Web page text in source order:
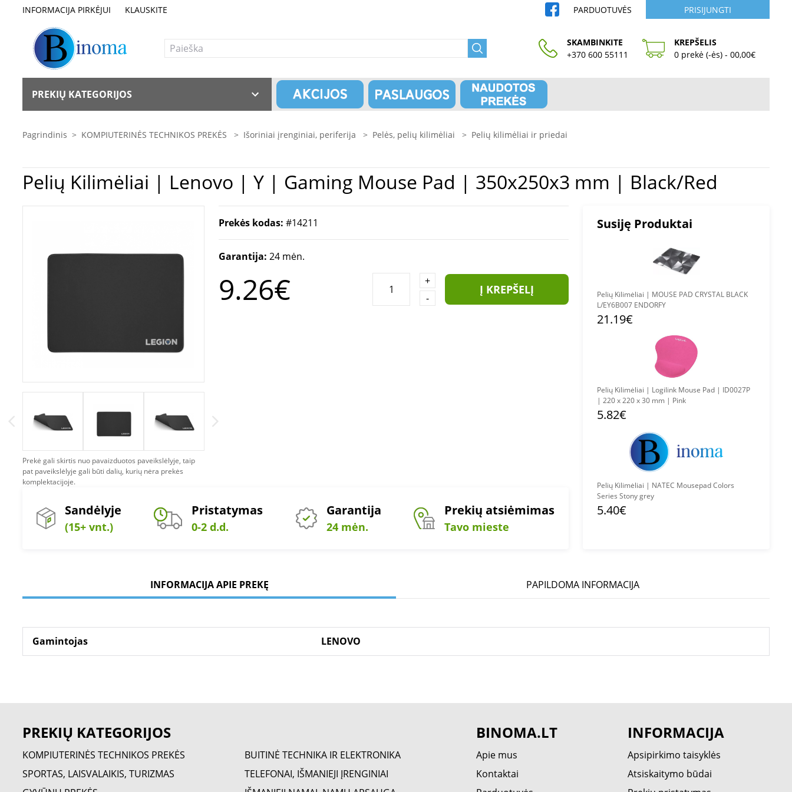
INFORMACIJA PIRKĖJUI KLAUSKITE PARDUOTUVĖS PRISIJUNGTI
SKAMBINKITE
+370 600 55111
KREPŠELIS
0 prekė (-ės) - 00,00€
PREKIŲ KATEGORIJOS
Pagrindinis > KOMPIUTERINĖS TECHNIKOS PREKĖS > Išoriniai įrenginiai, periferija > Pelės, pelių kilimėliai > Pelių kilimėliai ir priedai
Pelių Kilimėliai | Lenovo | Y | Gaming Mouse Pad | 350x250x3 mm | Black/Red
Prekė gali skirtis nuo pavaizduotos paveikslėlyje, taip
pat paveikslėlyje gali būti dalių, kurių nėra prekės
komplektacijoje.
Prekės kodas: #14211
Garantija: 24 mėn.
9.26€
+
-
Į KREPŠELĮ
Sandėlyje
(15+ vnt.)
Pristatymas
0-2 d.d.
Garantija
24 mėn.
Prekių atsiėmimas
Tavo mieste
Susiję Produktai
Pelių Kilimėliai | MOUSE PAD CRYSTAL BLACK
L/EY6B007 ENDORFY
21.19€
Pelių Kilimėliai | Logilink Mouse Pad | ID0027P
| 220 x 220 x 30 mm | Pink
5.82€
Pelių Kilimėliai | NATEC Mousepad Colors
Series Stony grey
5.40€
INFORMACIJA APIE PREKĘ PAPILDOMA INFORMACIJA
Gamintojas LENOVO
PREKIŲ KATEGORIJOS
KOMPIUTERINĖS TECHNIKOS PREKĖS
BUITINĖ TECHNIKA IR ELEKTRONIKA
SPORTAS, LAISVALAIKIS, TURIZMAS
TELEFONAI, IŠMANIEJI ĮRENGINIAI
BINOMA.LT
Apie mus
Kontaktai
INFORMACIJA
Apsipirkimo taisyklės
Atsiskaitymo būdai